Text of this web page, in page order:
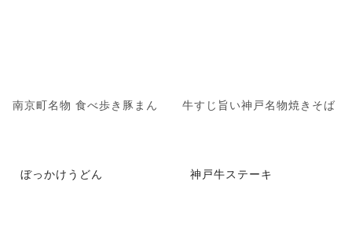
南京町名物 食べ歩き豚まん 牛すじ旨い神戸名物焼きそば
ぼっかけうどん 神戸牛ステーキ